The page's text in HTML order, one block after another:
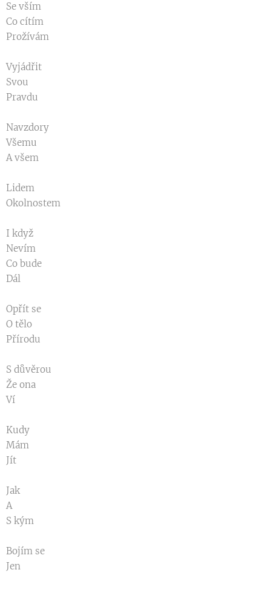
Se vším
Co cítím
Prožívám
Vyjádřit
Svou
Pravdu
Navzdory
Všemu
A všem
Lidem
Okolnostem
I když
Nevím
Co bude
Dál
Opřít se
O tělo
Přírodu
S důvěrou
Že ona
Ví
Kudy
Mám
Jít
Jak
A
S kým
Bojím se
Jen